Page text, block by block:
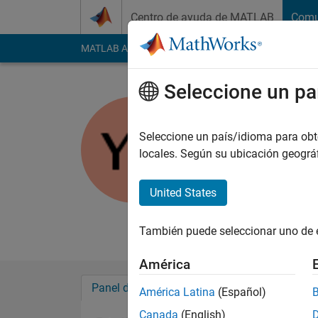
Centro de ayuda de MATLAB
MATLAB Answers File Exchange Cody
Yuvaraj
Last seen: más de 2
2018
Panel de control Insignias
Seleccione un
Seleccione un país/idioma para
locales. Según su ubicación
United States
También puede seleccionar uno
América
América Latina (Español)
Canada (English)